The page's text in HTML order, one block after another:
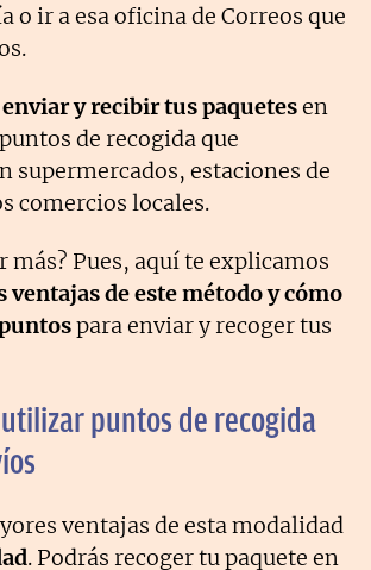
o ir a esa oficina de Correos que
enviar y recibir tus paquetesen
de recogida que
supermercados, estaciones de
comercios locales.
más? Pues, aquí te explicamos
ventajas de este método y cómo
para enviar y recoger tus
puntos de recogida
ventajas de esta modalidad
. Podrás recoger tu paquete en